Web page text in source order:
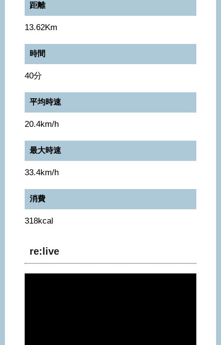
距離
13.62Km
時間
40分
平均時速
20.4km/h
最大時速
33.4km/h
消費
318kcal
re:live